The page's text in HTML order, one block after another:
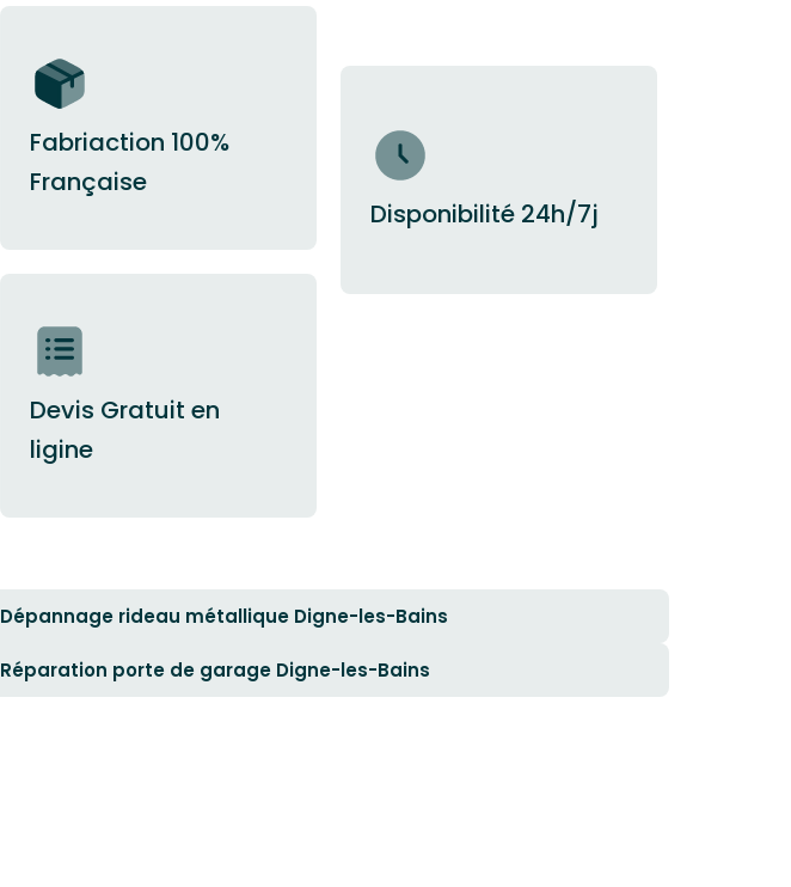
Fabriaction 100%
Française
Devis Gratuit en
ligine
Disponibilité 24h/7j
Dépannage rideau métallique Digne-les-Bains
Réparation porte de garage Digne-les-Bains